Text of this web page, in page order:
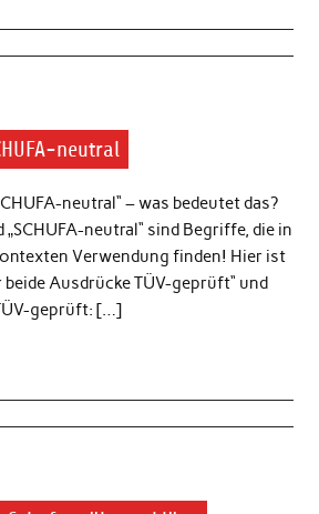
neutral
neutral“ – was bedeutet das?
„SCHUFA-neutral“ sind Begriffe, die in
Verwendung finden! Hier ist
Ausdrücke TÜV-geprüft“ und
geprüft: […]